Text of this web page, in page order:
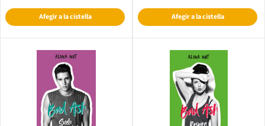
Afegir a la cistella Afegir a la cistella